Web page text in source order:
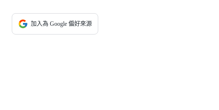
加入為 Google 偏好來源